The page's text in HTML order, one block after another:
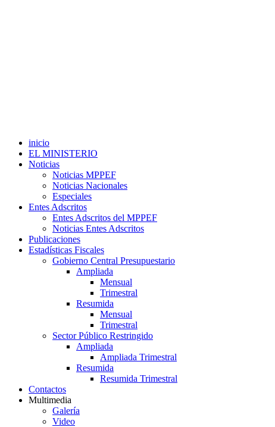
inicio
EL MINISTERIO
Noticias
Noticias MPPEF
Noticias Nacionales
Especiales
Entes Adscritos
Entes Adscritos del MPPEF
Noticias Entes Adscritos
Publicaciones
Estadísticas Fiscales
Gobierno Central Presupuestario
Ampliada
Mensual
Trimestral
Resumida
Mensual
Trimestral
Sector Público Restringido
Ampliada
Ampliada Trimestral
Resumida
Resumida Trimestral
Contactos
Multimedia
Galería
Video